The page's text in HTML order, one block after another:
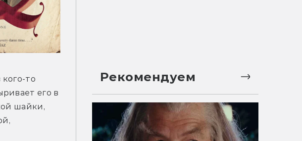
то
его в
шайки,
Рекомендуем